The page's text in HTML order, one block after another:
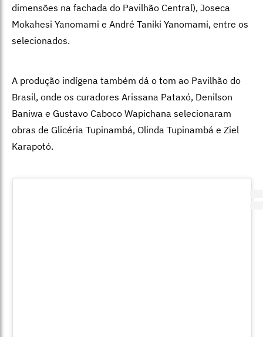
dimensões na fachada do Pavilhão Central), Joseca
Mokahesi Yanomami e André Taniki Yanomami, entre os
selecionados.
A produção indígena também dá o tom ao Pavilhão do
Brasil, onde os curadores Arissana Pataxó, Denilson
Baniwa e Gustavo Caboco Wapichana selecionaram
obras de Glicéria Tupinambá, Olinda Tupinambá e Ziel
Karapotó.